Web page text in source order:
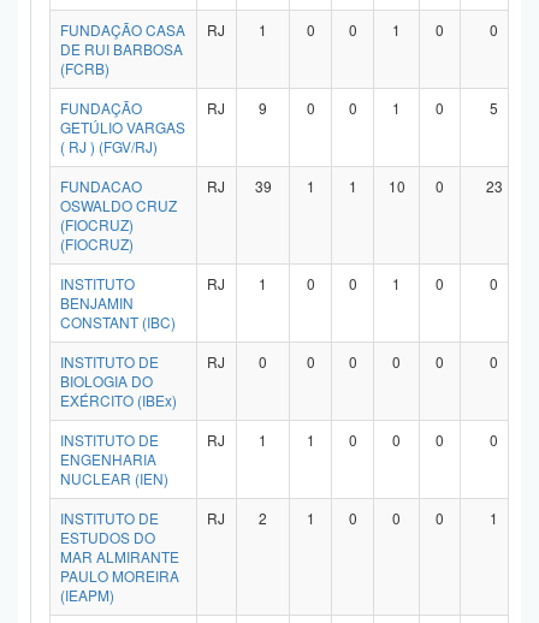
FUNDAÇÃO CASA
DE RUI BARBOSA
(FCRB)
RJ 1 0 0 1 0 0
FUNDAÇÃO
GETÚLIO VARGAS
( RJ ) (FGV/RJ)
RJ 9 0 0 1 0 5
FUNDACAO
OSWALDO CRUZ
(FIOCRUZ)
(FIOCRUZ)
RJ 39 1 1 10 0 23
INSTITUTO
BENJAMIN
CONSTANT (IBC)
RJ 1 0 0 1 0 0
INSTITUTO DE
BIOLOGIA DO
EXÉRCITO (IBEx)
RJ 0 0 0 0 0 0
INSTITUTO DE
ENGENHARIA
NUCLEAR (IEN)
RJ 1 1 0 0 0 0
INSTITUTO DE
ESTUDOS DO
MAR ALMIRANTE
PAULO MOREIRA
(IEAPM)
RJ 2 1 0 0 0 1